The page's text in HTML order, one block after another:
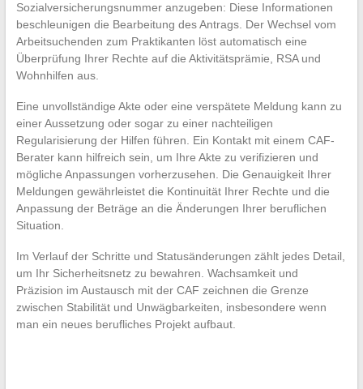
Sozialversicherungsnummer anzugeben: Diese Informationen
beschleunigen die Bearbeitung des Antrags. Der Wechsel vom
Arbeitsuchenden zum Praktikanten löst automatisch eine
Überprüfung Ihrer Rechte auf die Aktivitätsprämie, RSA und
Wohnhilfen aus.
Eine unvollständige Akte oder eine verspätete Meldung kann zu
einer Aussetzung oder sogar zu einer nachteiligen
Regularisierung der Hilfen führen. Ein Kontakt mit einem CAF-
Berater kann hilfreich sein, um Ihre Akte zu verifizieren und
mögliche Anpassungen vorherzusehen. Die Genauigkeit Ihrer
Meldungen gewährleistet die Kontinuität Ihrer Rechte und die
Anpassung der Beträge an die Änderungen Ihrer beruflichen
Situation.
Im Verlauf der Schritte und Statusänderungen zählt jedes Detail,
um Ihr Sicherheitsnetz zu bewahren. Wachsamkeit und
Präzision im Austausch mit der CAF zeichnen die Grenze
zwischen Stabilität und Unwägbarkeiten, insbesondere wenn
man ein neues berufliches Projekt aufbaut.